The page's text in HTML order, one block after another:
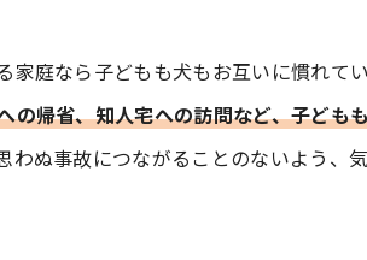
家庭なら子どもも犬もお互いに慣れて
の帰省、知人宅への訪問など、子ども
わぬ事故につながることのないよう、